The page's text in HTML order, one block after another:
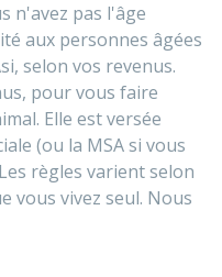
n'avez pas l'âge
aux personnes âgées
, selon vos revenus.
pour vous faire
Elle est versée
(ou la MSAsi vous
règles varient selon
vous vivez seul. Nous